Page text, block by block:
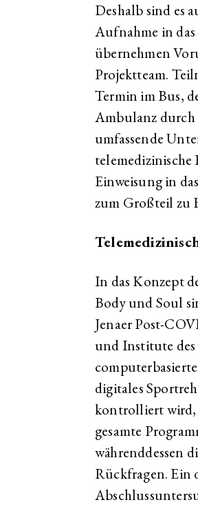
Deshalb sind es
Aufnahme in
übernehmen
Projektteam.
Termin im Bus,
Ambulanz durch
umfassende
Einweisung in
zum Großteil zu
In das Konzept
Body und Soul
Jenaer Post-
und Institute des
digitales
kontrolliert wird,
gesamte
währenddessen
Rückfragen. Ein